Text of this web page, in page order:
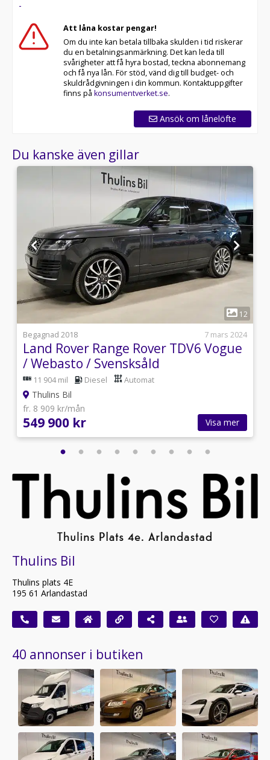
-
Att låna kostar pengar!
Om du inte kan betala tillbaka skulden i tid riskerar
du en betalningsanmärkning. Det kan leda till
svårigheter att få hyra bostad, teckna abonnemang
och få nya lån. För stöd, vänd dig till budget- och
skuldrådgivningen i din kommun. Kontaktuppgifter
finns på konsumentverket.se.
Ansök om lånelöfte
Du kanske även gillar
1
12
Begagnad 2018
7 mars 2024
Land Rover Range Rover TDV6 Vogue
/ Webasto / Svensksåld
11 904 mil Diesel Automat
Thulins Bil
fr. 8 909 kr/mån
549 900 kr Visa mer
Thulins Bil
Thulins plats 4E
195 61 Arlandastad
40 annonser i butiken